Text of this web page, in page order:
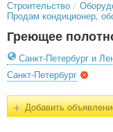
Строительство /
Продам кондиционер,
Греющее
Санкт-Петербург и
Санкт-Петербург
+Добавить